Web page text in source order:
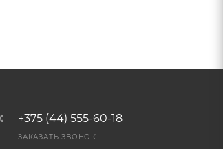
+375 (44) 555-60-18
ЗАКАЗАТЬ ЗВОНОК